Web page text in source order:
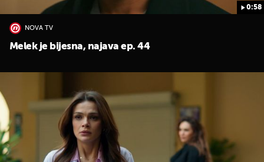
0:58
NOVA TV
Melek je bijesna, najava ep. 44